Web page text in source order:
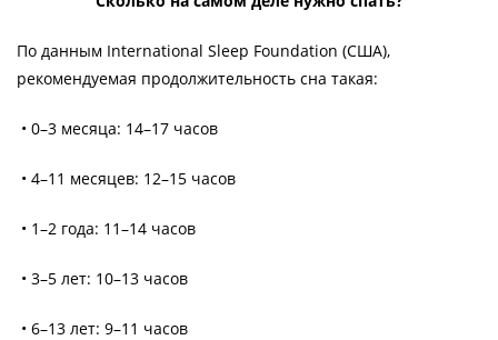
По данным International Sleep Foundation (США),
рекомендуемая продолжительность сна такая:
• 0–3 месяца: 14–17 часов
• 4–11 месяцев: 12–15 часов
• 1–2 года: 11–14 часов
• 3–5 лет: 10–13 часов
• 6–13 лет: 9–11 часов